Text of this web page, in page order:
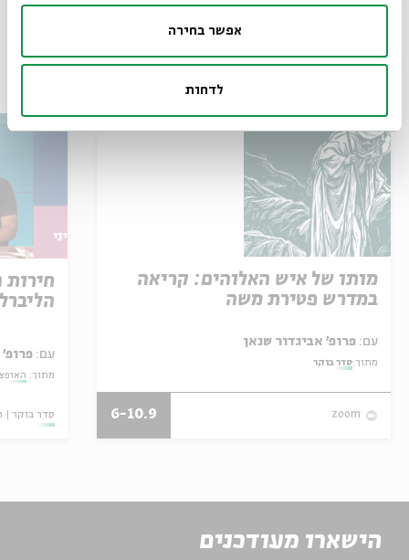
אפשר בחירה
לדחות
עוד בבית אבי חי
מותו של איש האלוהים: קריאה
במדרש פטירת משה
עם:
מתוך:סדר בוקר
zoom
6-10.9
עם: פרופ'
מתוך:
סדר בוקר
הישארו מעודכנים